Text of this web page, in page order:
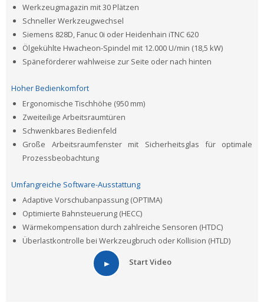
Werkzeugmagazin mit 30 Plätzen
Schneller Werkzeugwechsel
Siemens 828D, Fanuc 0i oder Heidenhain iTNC 620
Ölgekühlte Hwacheon-Spindel mit 12.000 U/min (18,5 kW)
Späneförderer wahlweise zur Seite oder nach hinten
Hoher Bedienkomfort
Ergonomische Tischhöhe (950 mm)
Zweiteilige Arbeitsraumtüren
Schwenkbares Bedienfeld
Große Arbeitsraumfenster mit Sicherheitsglas für optimale
Prozessbeobachtung
Umfangreiche Software-Ausstattung
Adaptive Vorschubanpassung (OPTIMA)
Optimierte Bahnsteuerung (HECC)
Wärmekompensation durch zahlreiche Sensoren (HTDC)
Überlastkontrolle bei Werkzeugbruch oder Kollision (HTLD)
Start Video